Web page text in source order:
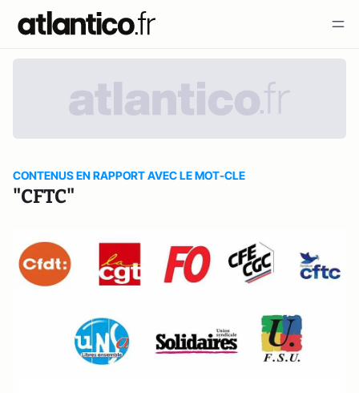
CONTENUS EN RAPPORT AVEC LE MOT-CLE
"CFTC"